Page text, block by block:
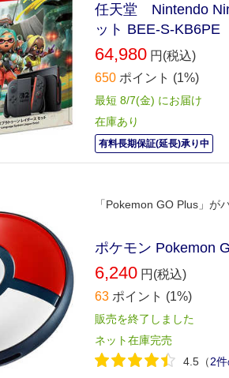
任天堂 Nintendo
ット BEE-S-KB6PE
64,980 円(税込)
650 ポイント (1%)
最短 8/7(金) にお届け
在庫あり
有料長期保証(延長)承り中
「Pokemon GO Plus」が
ポケモン Pokemon
6,240 円(税込)
63 ポイント (1%)
販売を終了しました
ネット在庫完売
4.5 （2